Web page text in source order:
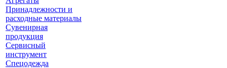
Принадлежности и
расходные материалы
Сувенирная
продукция
Сервисный
инструмент
Спецодежда